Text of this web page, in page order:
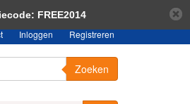
Inloggen Registreren
Zoeken
»FREE2014